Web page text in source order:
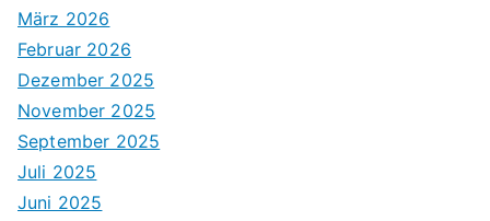
März 2026
Februar 2026
Dezember 2025
November 2025
September 2025
Juli 2025
Juni 2025